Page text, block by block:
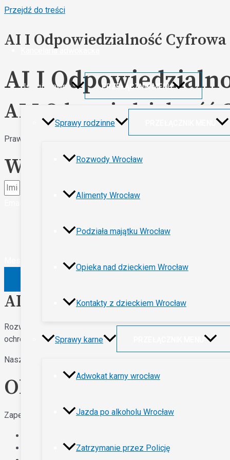
Przejdź do treści
Kancelaria adwokacka
Usługi prawne PRZEŁĄCZNIK MENU
Sprawy rodzinne
Rozwody Wrocław
Alimenty Wrocław
Podziała majątku Wrocław
Opieka nad dzieckiem Wrocław
Kontakty z dzieckiem Wrocław
Sprawy karne
Adwokat karny wrocław
Jazda po alkoholu Wrocław
Zatrzymanie przez Policję
AI I Odpowiedzialność Cyfrowa
AI I
AI I Odpowiedzialność
Prawo AI i odpowiedzialność cyfrowa. Obsługa prawna
Wyślij Wiadomość
AI I Odpowiedzialność Cyfrowa
Rozwój sztucznej inteligencji oraz automatyzacji procesów
ochrony danych, odpowiedzialności za decyzje systemów AI,
Nasza kancelaria wspiera przedsiębiorców, startupy oraz
Obsługa Prawna
Zapewniamy wsparcie między innymi w zakresie:
regulaminów i polityk,